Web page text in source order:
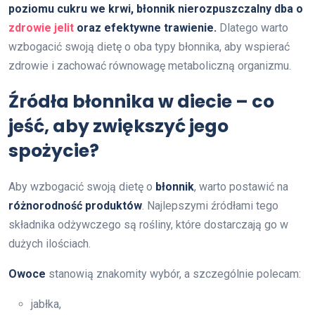
poziomu cukru we krwi, błonnik nierozpuszczalny dba o
zdrowie jelit oraz efektywne trawienie. Dlatego warto
wzbogacić swoją dietę o oba typy błonnika, aby wspierać
zdrowie i zachować równowagę metaboliczną organizmu.
Źródła błonnika w diecie – co
jeść, aby zwiększyć jego
spożycie?
Aby wzbogacić swoją dietę o błonnik, warto postawić na
różnorodność produktów. Najlepszymi źródłami tego
składnika odżywczego są rośliny, które dostarczają go w
dużych ilościach.
Owoce stanowią znakomity wybór, a szczególnie polecam:
jabłka,